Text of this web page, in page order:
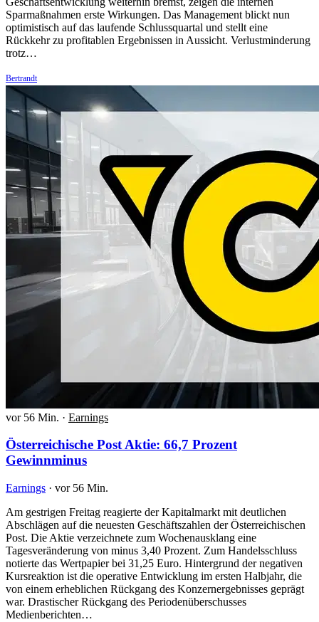
Sparmaßnahmen erste Wirkungen. Das Management blickt nun
optimistisch auf das laufende Schlussquartal und stellt eine
Rückkehr zu profitablen Ergebnissen in Aussicht. Verlustminderung
trotz…
Bertrandt
vor 56 Min. · Earnings
Österreichische Post Aktie: 66,7 Prozent
Gewinnminus
Earnings · vor 56 Min.
Am gestrigen Freitag reagierte der Kapitalmarkt mit deutlichen
Abschlägen auf die neuesten Geschäftszahlen der Österreichischen
Post. Die Aktie verzeichnete zum Wochenausklang eine
Tagesveränderung von minus 3,40 Prozent. Zum Handelsschluss
notierte das Wertpapier bei 31,25 Euro. Hintergrund der negativen
Kursreaktion ist die operative Entwicklung im ersten Halbjahr, die
von einem erheblichen Rückgang des Konzernergebnisses geprägt
war. Drastischer Rückgang des Periodenüberschusses
Medienberichten…